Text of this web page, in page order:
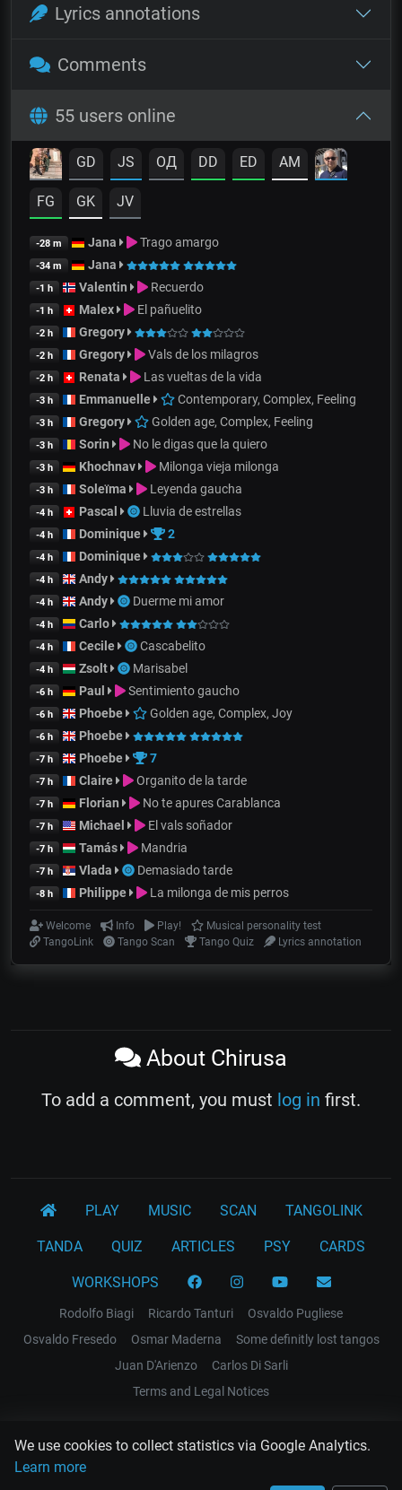
We use cookies to collect statistics via Google Analytics.
Learn more
Lyrics annotations
Comments
55 users online
GD JS OД DD ED AM
FG GK JV
-28 m Jana Trago amargo
-34 m Jana
-1 h Valentin Recuerdo
-1 h Malex El pañuelito
-2 h Gregory
-2 h Gregory Vals de los milagros
-2 h Renata Las vueltas de la vida
-3 h Emmanuelle Contemporary, Complex, Feeling
-3 h Gregory Golden age, Complex, Feeling
-3 h Sorin No le digas que la quiero
-3 h Khochnav Milonga vieja milonga
-3 h Soleïma Leyenda gaucha
-4 h Pascal Lluvia de estrellas
-4 h Dominique 2
-4 h Dominique
-4 h Andy
-4 h Andy Duerme mi amor
-4 h Carlo
-4 h Cecile Cascabelito
-4 h Zsolt Marisabel
-6 h Paul Sentimiento gaucho
-6 h Phoebe Golden age, Complex, Joy
-6 h Phoebe
-7 h Phoebe 7
-7 h Claire Organito de la tarde
-7 h Florian No te apures Carablanca
-7 h Michael El vals soñador
-7 h Tamás Mandria
-7 h Vlada Demasiado tarde
-8 h Philippe La milonga de mis perros
Welcome Info Play!
Musical personality test
TangoLink
Tango Scan Tango Quiz Lyrics annotation
About Chirusa
To add a comment, you must log in first.
PLAY MUSIC SCAN TANGOLINK
TANDA QUIZ ARTICLES PSY CARDS
WORKSHOPS
Rodolfo Biagi Ricardo Tanturi
Osvaldo Pugliese
Osvaldo Fresedo
Osmar Maderna
Some definitly lost tangos
Juan D'Arienzo
Carlos Di Sarli
Terms and Legal Notices
EL RECODO TANGO